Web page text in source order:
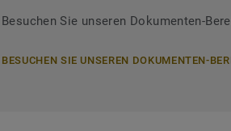
Besuchen Sie unseren Dokumenten-
BESUCHEN SIE UNSEREN DOKUMENTEN-